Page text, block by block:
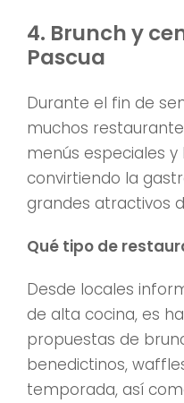
4. Brunch y
Pascua
Durante el fin de
muchos
menús especiales
convirtiendo la
grandes atractivos
Qué tipo de
Desde locales
de alta cocina, es
propuestas de
benedictinos,
temporada, así